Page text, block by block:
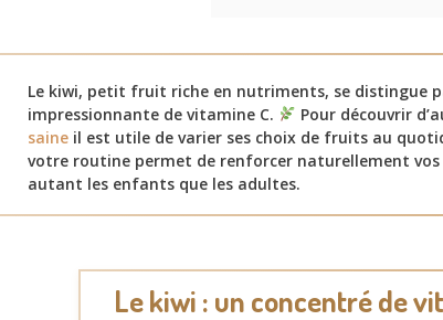
Le kiwi, petit fruit riche en nutriments, se distingue
impressionnante de vitamine C.
Pour découvrir
saine il est utile de varier ses choix de fruits au
votre routine permet de renforcer naturellement
autant les enfants que les adultes.
Le kiwi : un concentré de